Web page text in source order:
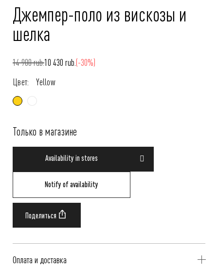
Джемпер-поло из вискозы и
шелка
14 900 rub.10 430 rub.(-30%)
Цвет:
Yellow
Только в магазине
Availability in stores
Notify of availability
Оплата и доставка